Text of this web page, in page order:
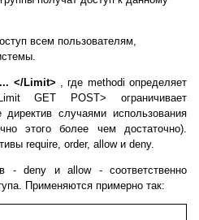
всем пользователям,
</Limit> , где methodi определяет
GET POST> ограничивает
случаями использования
этого более чем достаточно).
require, order, allow и deny.
- deny и allow - соответственно
Применяются примерно так: